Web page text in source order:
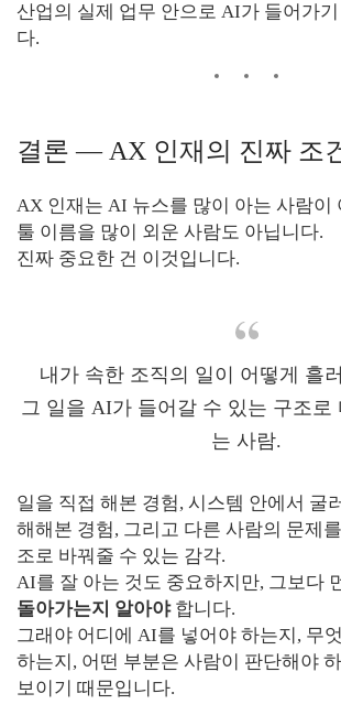
산업의 실제 업무 안으로 AI가 들어가
다.
결론 — AX 인재의 진짜 조
AX 인재는 AI 뉴스를 많이 아는 사람이
툴 이름을 많이 외운 사람도 아닙니다.
진짜 중요한 건 이것입니다.
내가 속한 조직의 일이 어떻게 흘
그 일을 AI가 들어갈 수 있는 구조로
는 사람.
일을 직접 해본 경험, 시스템 안에서 굴
해해본 경험, 그리고 다른 사람의 문제
조로 바꿔줄 수 있는 감각.
AI를 잘 아는 것도 중요하지만, 그보다
돌아가는지 알아야합니다.
그래야 어디에 AI를 넣어야 하는지, 무
하는지, 어떤 부분은 사람이 판단해야
보이기 때문입니다.